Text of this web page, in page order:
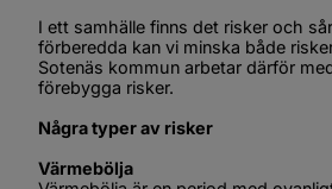
I ett samhälle finns det risker och
förberedda kan vi minska både
Sotenäs kommun arbetar därför
förebygga risker.
Några typer av risker
Värmebölja